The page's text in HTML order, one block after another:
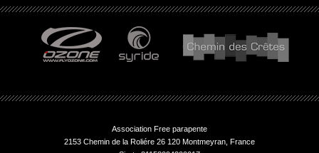
Association Free parapente
2153 Chemin de la Roliére 26 120 Montmeyran, France